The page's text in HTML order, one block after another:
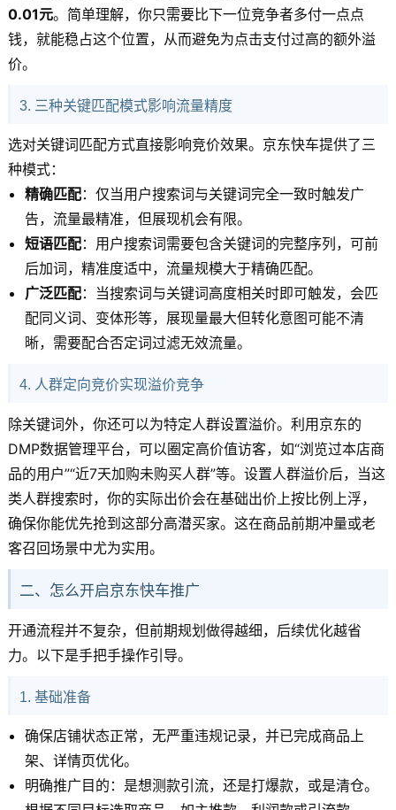
0.01元。简单理解，你只需要比下一位竞争者多付一点点
钱，就能稳占这个位置，从而避免为点击支付过高的额外溢
价。
3. 三种关键匹配模式影响流量精度
选对关键词匹配方式直接影响竞价效果。京东快车提供了三
种模式：
精确匹配：仅当用户搜索词与关键词完全一致时触发广
告，流量最精准，但展现机会有限。
短语匹配：用户搜索词需要包含关键词的完整序列，可前
后加词，精准度适中，流量规模大于精确匹配。
广泛匹配：当搜索词与关键词高度相关时即可触发，会匹
配同义词、变体形等，展现量最大但转化意图可能不清
晰，需要配合否定词过滤无效流量。
4. 人群定向竞价实现溢价竞争
除关键词外，你还可以为特定人群设置溢价。利用京东的
DMP数据管理平台，可以圈定高价值访客，如“浏览过本店商
品的用户”“近7天加购未购买人群”等。设置人群溢价后，当这
类人群搜索时，你的实际出价会在基础出价上按比例上浮，
确保你能优先抢到这部分高潜买家。这在商品前期冲量或老
客召回场景中尤为实用。
二、怎么开启京东快车推广
开通流程并不复杂，但前期规划做得越细，后续优化越省
力。以下是手把手操作引导。
1. 基础准备
确保店铺状态正常，无严重违规记录，并已完成商品上
架、详情页优化。
明确推广目的：是想测款引流，还是打爆款，或是清仓。